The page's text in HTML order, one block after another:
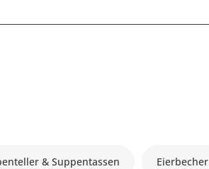
& Suppentassen Eierbecher